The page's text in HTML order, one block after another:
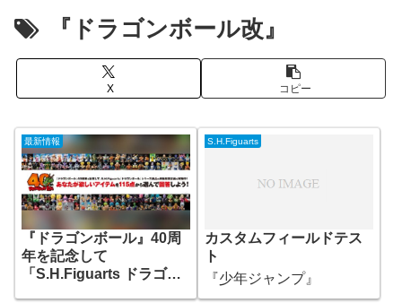
『ドラゴンボール改』
X コピー
最新情報
『ドラゴンボール』40周
年を記念して
「S.H.Figuarts ドラゴン
S.H.Figuarts
カスタムフィールドテス
ト
『少年ジャンプ』